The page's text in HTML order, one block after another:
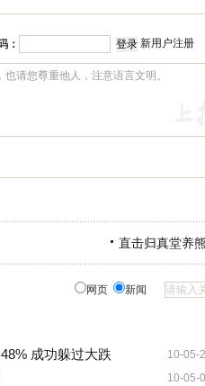
： 新用户注册
直击归真堂养
网页 新闻
10-05-
成功躲过大跌
10-05-